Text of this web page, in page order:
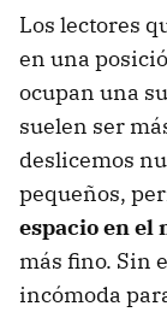
Los lectores
en una
ocupan una
suelen ser
deslicemos
pequeños,
espacio en
más fino. Sin
incómoda